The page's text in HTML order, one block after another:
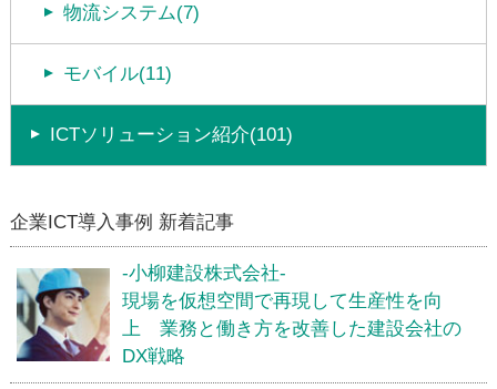
物流システム(7)
モバイル(11)
ICTソリューション紹介(101)
企業ICT導入事例 新着記事
-小柳建設株式会社-
現場を仮想空間で再現して生産性を向
上 業務と働き方を改善した建設会社の
DX戦略